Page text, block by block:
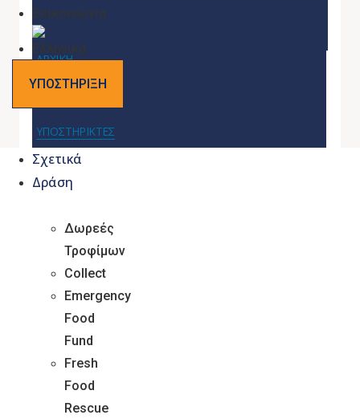
Επικοινωνία
ΥΠΟΣΤΗΡΙΞΗ
Σχετικά
Δράση
Δωρεές
Τροφίμων
Collect
Emergency
Food
Fund
Fresh
Food
Rescue
ΑΡΧΙΚΗ
ΥΠΟΣΤΗΡΙΚΤΕΣ
ΓΙΑ ΕΜΑΣ
ΕΠΙΚΟΙΝΩΝΙΑ
FacebookTwitterYoutube